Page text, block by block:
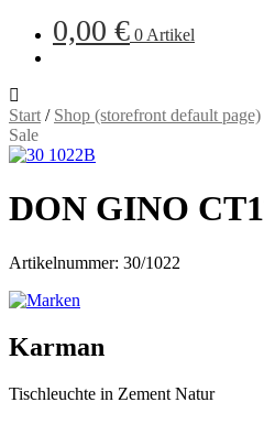
0,00 € 0 Artikel
Start / Shop (storefront default page)
Sale
DON GINO
Artikelnummer: 30/1022
Karman
Tischleuchte in Zement Natur